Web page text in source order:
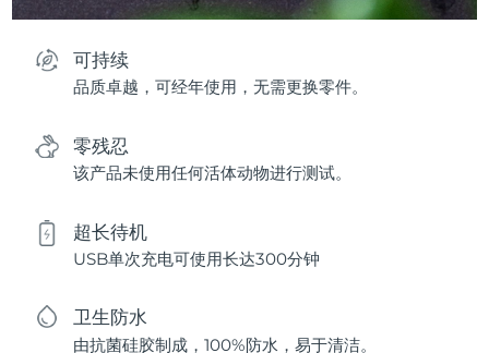
可持续
品质卓越，可经年使用，无需更换零件。
零残忍
该产品未使用任何活体动物进行测试。
超长待机
USB单次充电可使用长达300分钟
卫生防水
由抗菌硅胶制成，100%防水，易于清洁。